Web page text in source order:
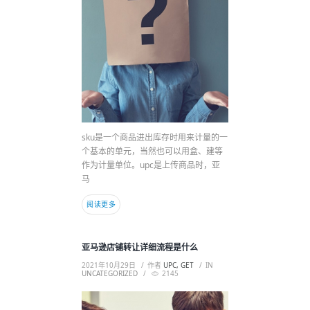
sku是一个商品进出库存时用来计量的一
个基本的单元，当然也可以用盒、建等
作为计量单位。upc是上传商品时，亚
马
阅读更多
亚马逊店铺转让详细流程是什么
2021年10月29日 作者 UPC, GET
IN
UNCATEGORIZED
2145